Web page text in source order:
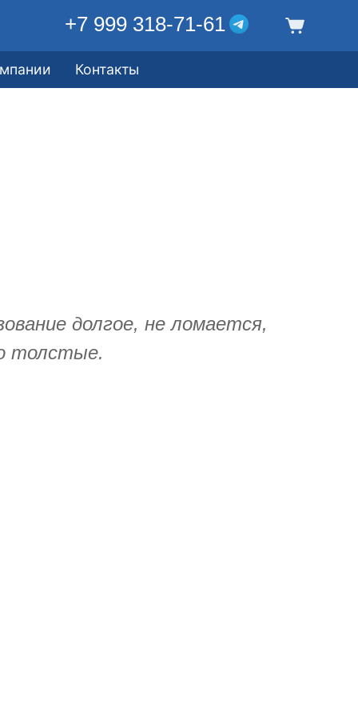
+7 999 318-71-61
Контакты
долгое, не ломается,
толстые.